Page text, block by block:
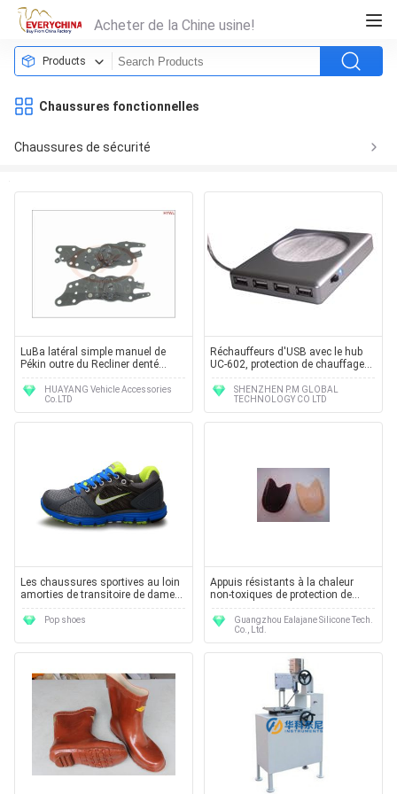
Acheter de la Chine usine!
Products
Chaussures fonctionnelles
Chaussures de sécurité
LuBa latéral simple manuel de
Pékin outre du Recliner denté
HY75 de plat de véhicule routier
HUAYANG Vehicle Accessories
Co.LTD
Réchauffeurs d'USB avec le hub
UC-602, protection de chauffage
d'acier inoxydable
SHENZHEN P.M GLOBAL
TECHNOLOGY CO LTD
Les chaussures sportives au loin
amorties de transitoire de dames
de marques de poids léger offrent
le service d'OEM
Pop shoes
Appuis résistants à la chaleur
non-toxiques de protection de
talon de silicone pour réduire la
pression les pieds plats
Guangzhou Ealajane Silicone Tech.
Co., Ltd.